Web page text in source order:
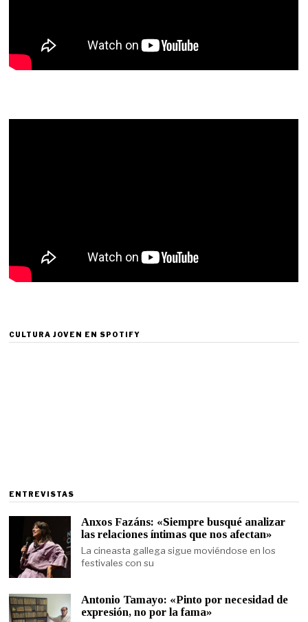
CULTURA JOVEN EN SPOTIFY
ENTREVISTAS
Anxos Fazáns: «Siempre busqué analizar
las relaciones íntimas que nos afectan»
La cineasta gallega sigue moviéndose en los
festivales con su
Antonio Tamayo: «Pinto por necesidad de
expresión, no por la fama»